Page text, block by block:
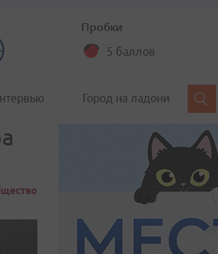
Пробки
5 баллов
Город на ладони